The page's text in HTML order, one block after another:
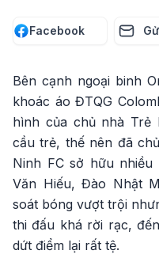
Facebook
Bên cạnh ngoại binh
khoác áo ĐTQG
hình của chủ nhà Trẻ
cầu trẻ, thế nên đã
Ninh FC sở hữu
Văn Hiếu, Đào Nhật
soát bóng vượt trội
thi đấu khá rời rạc,
dứt điểm lại rất tệ.